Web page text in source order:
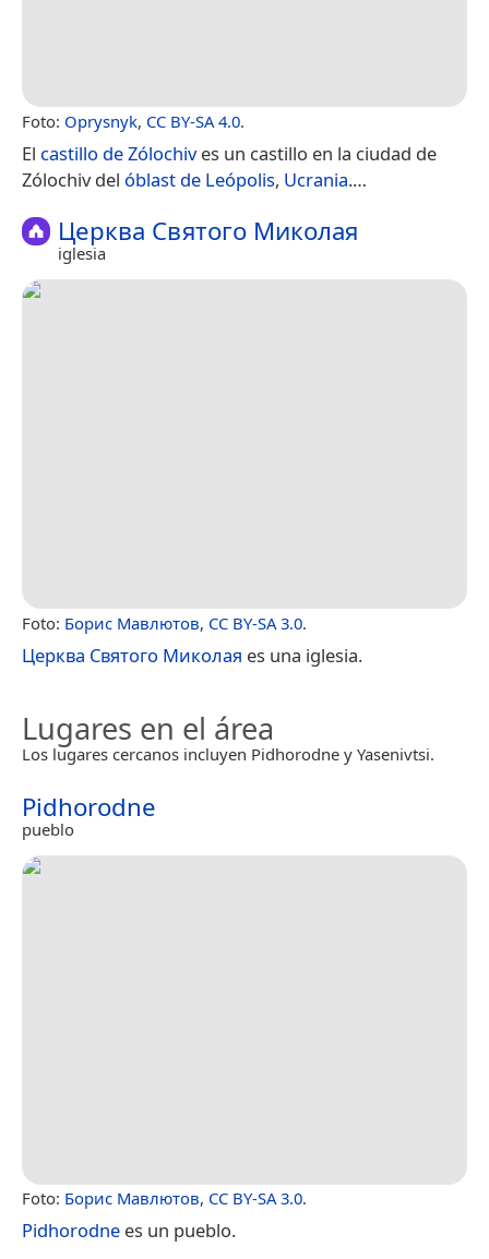
Foto: Oprysnyk, CC BY-SA 4.0.
El castillo de Zólochives un castillo en la ciudad de
Zólochiv del óblast de Leópolis, Ucrania.​…
Церква Святого Миколая
iglesia
Foto: Борис Мавлютов, CC BY-SA 3.0.
Церква Святого Миколая es una iglesia.
Lugares en el área
Los lugares cercanos incluyen Pidhorodne y Yasenivtsi.
Pidhorodne
pueblo
Foto: Борис Мавлютов, CC BY-SA 3.0.
Pidhorodne es un pueblo.